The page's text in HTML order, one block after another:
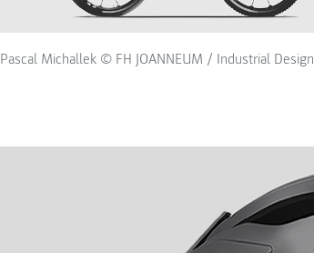
Pascal Michallek © FH JOANNEUM / Industrial Design